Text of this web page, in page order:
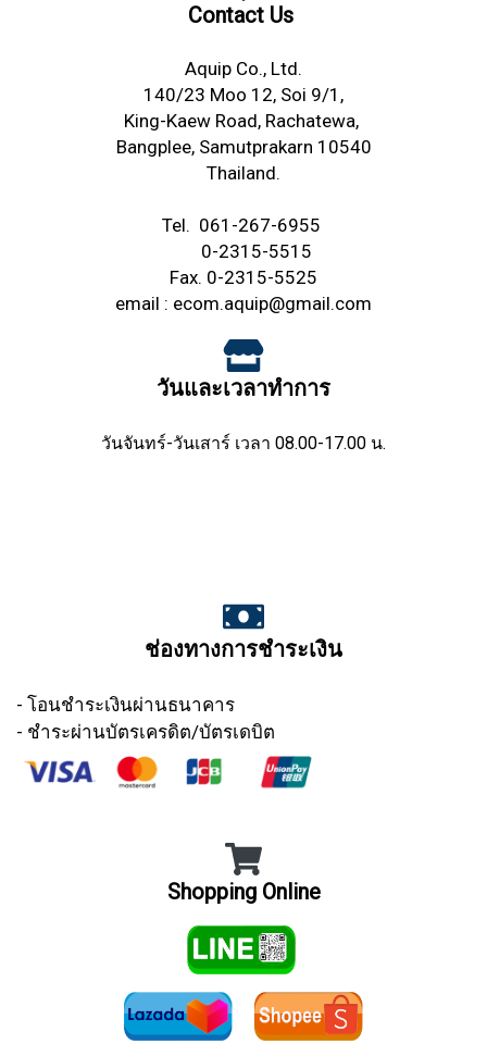
Contact Us
Aquip Co., Ltd.
140/23 Moo 12, Soi 9/1,
King-Kaew Road, Rachatewa,
Bangplee, Samutprakarn 10540
Thailand.
Tel. 061-267-6955
0-2315-5515
Fax. 0-2315-5525
email : ecom.aquip@gmail.com
วันและเวลาทำการ
วันจันทร์-วันเสาร์ เวลา 08.00-17.00 น.
ช่องทางการชำระเงิน
- โอนชำระเงินผ่านธนาคาร
- ชำระผ่านบัตรเครดิต/บัตรเดบิต
Shopping Online